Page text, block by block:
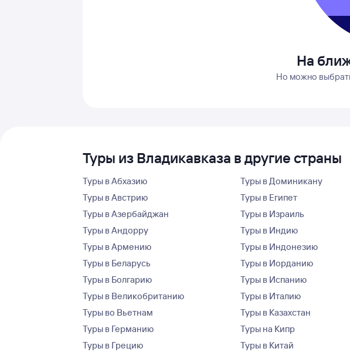
На
Но можно
Туры из Владикавказа в другие страны
Туры в Абхазию
Туры в Австрию
Туры в Азербайджан
Туры в Андорру
Туры в Армению
Туры в Беларусь
Туры в Болгарию
Туры в Великобританию
Туры во Вьетнам
Туры в Германию
Туры в Грецию
Туры в Доминикану
Туры в Египет
Туры в Израиль
Туры в Индию
Туры в Индонезию
Туры в Иорданию
Туры в Испанию
Туры в Италию
Туры в Казахстан
Туры на Кипр
Туры в Китай